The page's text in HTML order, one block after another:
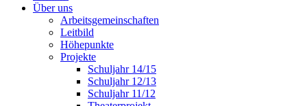
Über uns
Arbeitsgemeinschaften
Leitbild
Höhepunkte
Projekte
Schuljahr 14/15
Schuljahr 12/13
Schuljahr 11/12